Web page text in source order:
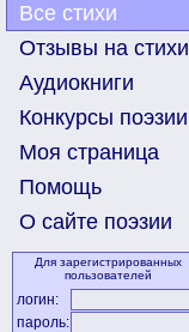
Все стихи
Отзывы на стихи
Аудиокниги
Конкурсы поэзии
Моя страница
Помощь
О сайте поэзии
Для зарегистрированных
пользователей
логин:
пароль: